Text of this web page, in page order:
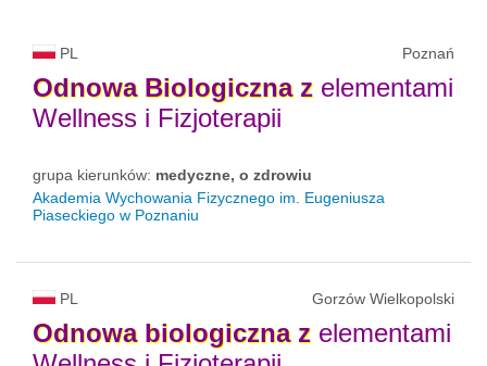
PL Poznań
Odnowa Biologiczna z elementami
Wellness i Fizjoterapii
grupa kierunków: medyczne, o zdrowiu
Akademia Wychowania Fizycznego im. Eugeniusza
Piaseckiego w Poznaniu
PL Gorzów Wielkopolski
Odnowa biologiczna z elementami